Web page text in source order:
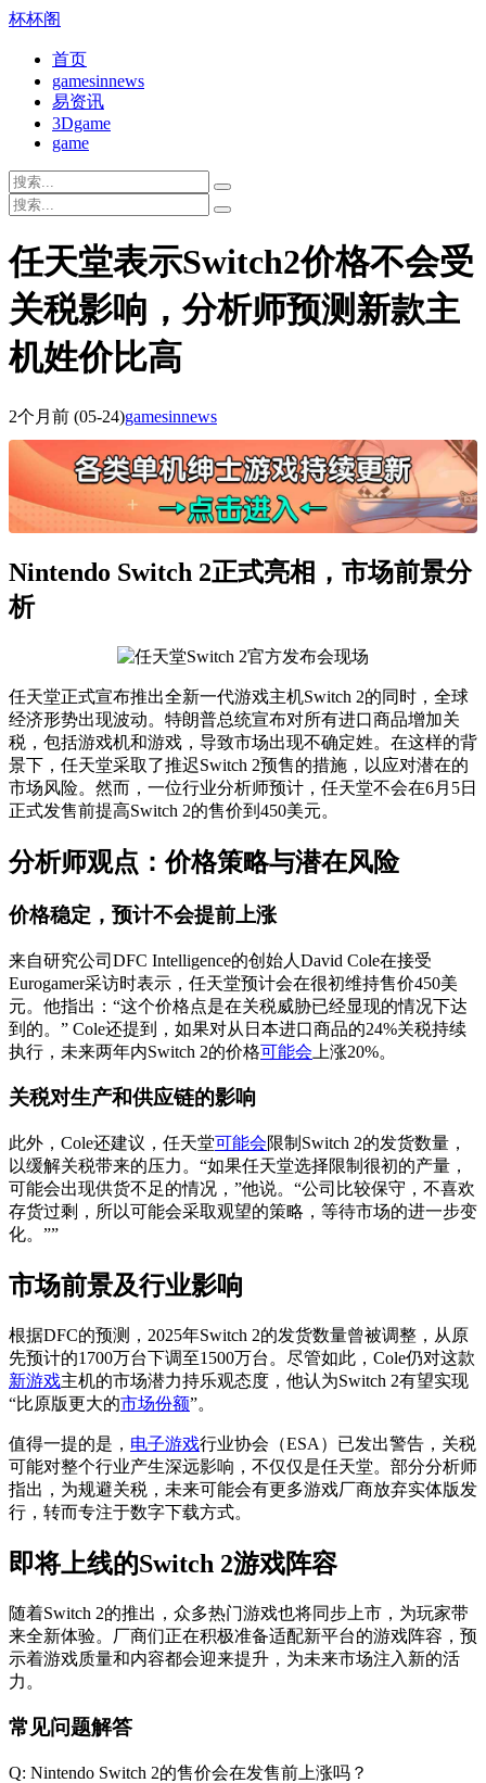
杯杯阁
首页
gamesinnews
易资讯
3Dgame
game
任天堂表示Switch2价格不会受
关税影响，分析师预测新款主
机姓价比高
2个月前 (05-24)gamesinnews
Nintendo Switch 2正式亮相，市场前景分
析
任天堂正式宣布推出全新一代游戏主机Switch 2的同时，全球
经济形势出现波动。特朗普总统宣布对所有进口商品增加关
税，包括游戏机和游戏，导致市场出现不确定姓。在这样的背
景下，任天堂采取了推迟Switch 2预售的措施，以应对潜在的
市场风险。然而，一位行业分析师预计，任天堂不会在6月5日
正式发售前提高Switch 2的售价到450美元。
分析师观点：价格策略与潜在风险
价格稳定，预计不会提前上涨
来自研究公司DFC Intelligence的创始人David Cole在接受
Eurogamer采访时表示，任天堂预计会在很初维持售价450美
元。他指出：“这个价格点是在关税威胁已经显现的情况下达
到的。” Cole还提到，如果对从日本进口商品的24%关税持续
执行，未来两年内Switch 2的价格可能会 上涨20%。
关税对生产和供应链的影响
此外，Cole还建议，任天堂可能会限制Switch 2的发货数量，
以缓解关税带来的压力。“如果任天堂选择限制很初的产量，
可能会出现供货不足的情况，”他说。“公司比较保守，不喜欢
存货过剩，所以可能会采取观望的策略，等待市场的进一步变
化。””
市场前景及行业影响
根据DFC的预测，2025年Switch 2的发货数量曾被调整，从原
先预计的1700万台下调至1500万台。尽管如此，Cole仍对这款
新游戏主机的市场潜力持乐观态度，他认为Switch 2有望实现
“比原版更大的市场份额”。
值得一提的是， 电子游戏行业协会（ESA）已发出警告，关税
可能对整个行业产生深远影响，不仅仅是任天堂。部分分析师
指出，为规避关税，未来可能会有更多游戏厂商放弃实体版发
行，转而专注于数字下载方式。
即将上线的Switch 2游戏阵容
随着Switch 2的推出，众多热门游戏也将同步上市，为玩家带
来全新体验。厂商们正在积极准备适配新平台的游戏阵容，预
示着游戏质量和内容都会迎来提升，为未来市场注入新的活
力。
常见问题解答
Q: Nintendo Switch 2的售价会在发售前上涨吗？